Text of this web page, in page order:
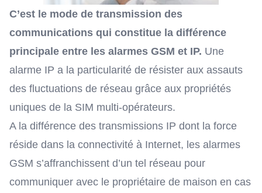
C’est le mode de transmission des
communications qui constitue la différence
principale entre les alarmes GSM et IP. Une
alarme IP a la particularité de résister aux assauts
des fluctuations de réseau grâce aux propriétés
uniques de la SIM multi-opérateurs.
A la différence des transmissions IP dont la force
réside dans la connectivité à Internet, les alarmes
GSM s’affranchissent d’un tel réseau pour
communiquer avec le propriétaire de maison en cas